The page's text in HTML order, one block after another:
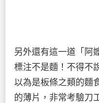
另外還有這一道「阿
標注不是麵！不得不
以為是板條之類的麵
的薄片，非常考驗刀